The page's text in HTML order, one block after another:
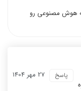
هوش مصنوعی رو
27 مهر 1404 پاسخ